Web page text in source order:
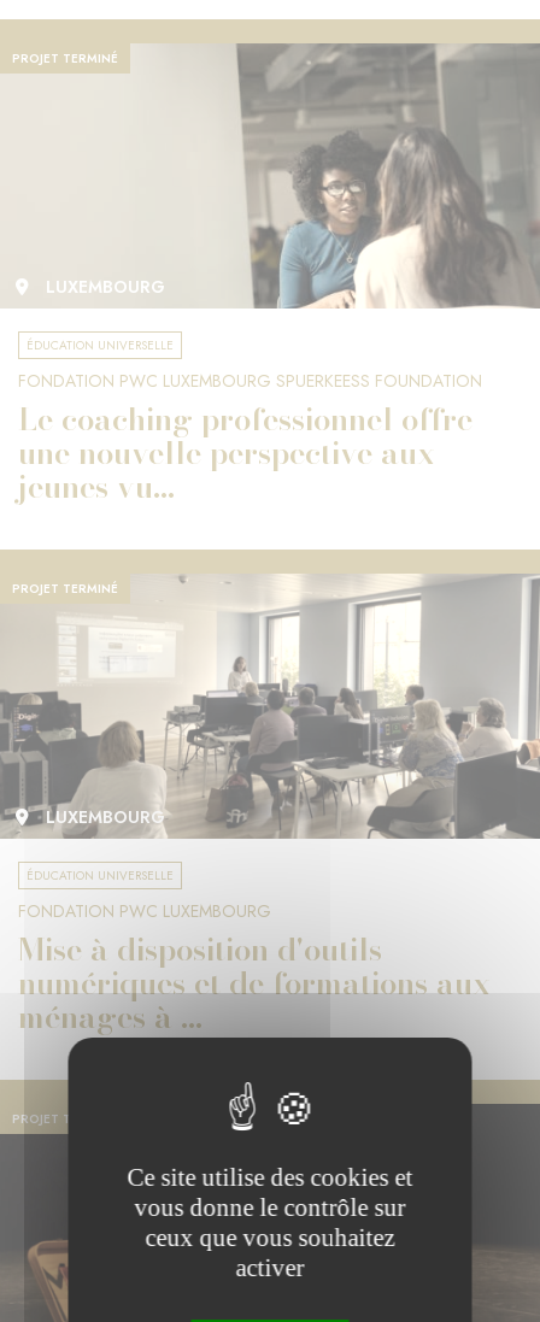
PROJET TERMINÉ
LUXEMBOURG
ÉDUCATION UNIVERSELLE
FONDATION PWC LUXEMBOURG SPUERKEESS FOUNDATION
Le coaching professionnel offre
une nouvelle perspective aux
jeunes vu...
PROJET TERMINÉ
LUXEMBOURG
ÉDUCATION UNIVERSELLE
FONDATION PWC LUXEMBOURG
Mise à disposition d'outils
numériques et de formations aux
ménages à ...
PROJET TERMINÉ
Ce site utilise des cookies et
vous donne le contrôle sur
ceux que vous souhaitez
activer